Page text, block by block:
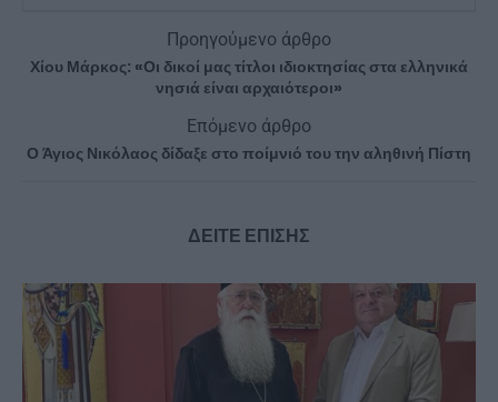
Προηγούμενο άρθρο
Χίου Μάρκος: «Οι δικοί μας τίτλοι ιδιοκτησίας στα ελληνικά
νησιά είναι αρχαιότεροι»
Επόμενο άρθρο
Ο Άγιος Νικόλαος δίδαξε στο ποίμνιό του την αληθινή Πίστη
ΔΕΙΤΕ ΕΠΙΣΗΣ